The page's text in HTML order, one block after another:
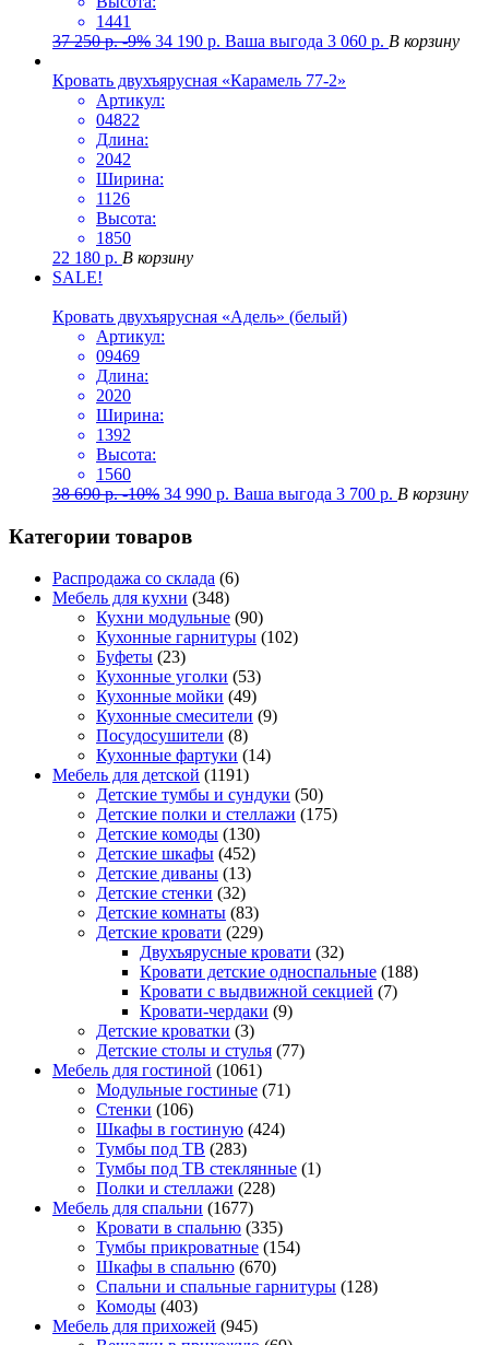
1441
37 250р. -9% 34 190 р. Ваша выгода 3 060 р. В корзину
Кровать двухъярусная «Карамель 77-2»
Артикул:
04822
Длина:
2042
Ширина:
1126
Высота:
1850
22 180 р. В корзину
SALE!
Кровать двухъярусная «Адель» (белый)
Артикул:
09469
Длина:
2020
Ширина:
1392
Высота:
1560
38 690р. -10% 34 990 р. Ваша выгода 3 700 р. В корзину
Категории товаров
Распродажа со склада (6)
Мебель для кухни (348)
Кухни модульные (90)
Кухонные гарнитуры (102)
Буфеты (23)
Кухонные уголки (53)
Кухонные мойки (49)
Кухонные смесители (9)
Посудосушители (8)
Кухонные фартуки (14)
Мебель для детской (1191)
Детские тумбы и сундуки (50)
Детские полки и стеллажи (175)
Детские комоды (130)
Детские шкафы (452)
Детские диваны (13)
Детские стенки (32)
Детские комнаты (83)
Детские кровати (229)
Двухъярусные кровати (32)
Кровати детские односпальные (188)
Кровати с выдвижной секцией (7)
Кровати-чердаки (9)
Детские кроватки (3)
Детские столы и стулья (77)
Мебель для гостиной (1061)
Модульные гостиные (71)
Стенки (106)
Шкафы в гостиную (424)
Тумбы под ТВ (283)
Тумбы под ТВ стеклянные (1)
Полки и стеллажи (228)
Мебель для спальни (1677)
Кровати в спальню (335)
Тумбы прикроватные (154)
Шкафы в спальню (670)
Спальни и спальные гарнитуры (128)
Комоды (403)
Мебель для прихожей (945)